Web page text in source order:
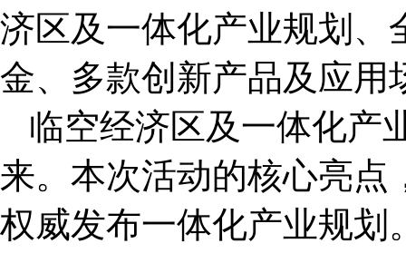
济区及一体化产业规划、
金、多款创新产品及应用
临空经济区及一体化产
来。本次活动的核心亮点
权威发布一体化产业规划